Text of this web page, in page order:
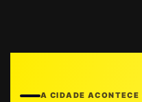
A CIDADE ACONTECE